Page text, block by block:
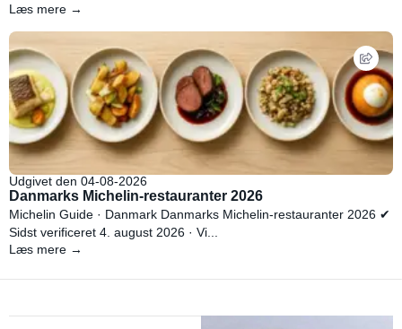
Læs mere →
Udgivet den 04-08-2026
Danmarks Michelin-restauranter 2026
Michelin Guide · Danmark Danmarks Michelin-restauranter 2026 ✔
Sidst verificeret 4. august 2026 · Vi...
Læs mere →